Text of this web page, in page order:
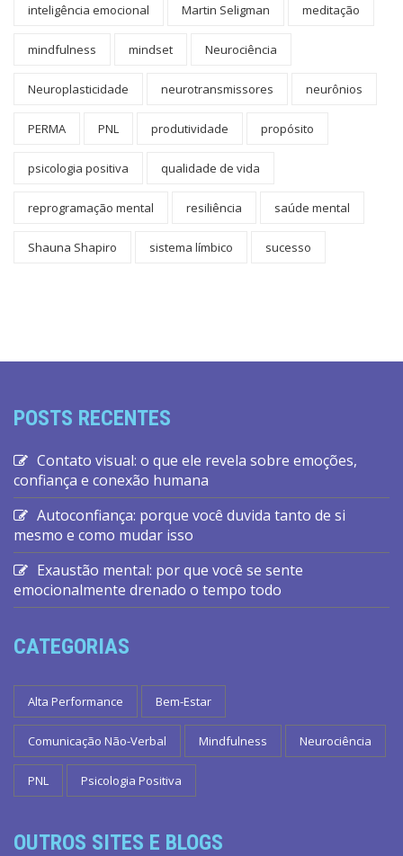
inteligência emocional Martin Seligman meditação
mindfulness mindset Neurociência
Neuroplasticidade neurotransmissores neurônios
PERMA PNL produtividade propósito
psicologia positiva qualidade de vida
reprogramação mental resiliência saúde mental
Shauna Shapiro sistema límbico sucesso
POSTS RECENTES
Contato visual: o que ele revela sobre emoções,
confiança e conexão humana
Autoconfiança: porque você duvida tanto de si
mesmo e como mudar isso
Exaustão mental: por que você se sente
emocionalmente drenado o tempo todo
CATEGORIAS
Alta Performance Bem-Estar
Comunicação Não-Verbal Mindfulness Neurociência
PNL Psicologia Positiva
OUTROS SITES E BLOGS